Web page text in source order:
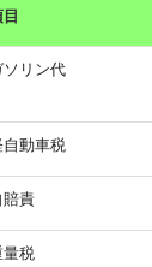
ソリン代
自動車税
賠責
量税